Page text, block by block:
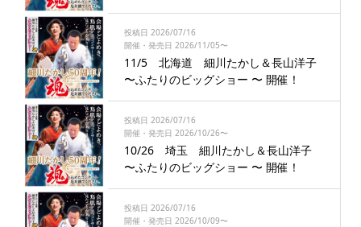
投稿日 2026/07/16
開催・発売日 2026/11/05〜
11/5 北海道 細川たかし＆長山洋子
〜ふたりのビッグショー 〜 開催！
投稿日 2026/07/16
開催・発売日 2026/10/26〜
10/26 埼玉 細川たかし＆長山洋子
〜ふたりのビッグショー 〜 開催！
投稿日 2026/07/16
開催・発売日 2026/10/09〜